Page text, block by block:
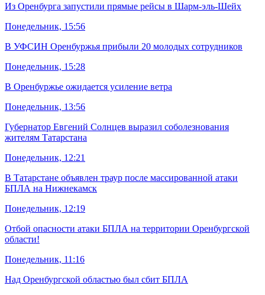
Из Оренбурга запустили прямые рейсы в Шарм-эль-Шейх
Понедельник, 15:56
В УФСИН Оренбуржья прибыли 20 молодых сотрудников
Понедельник, 15:28
В Оренбуржье ожидается усиление ветра
Понедельник, 13:56
Губернатор Евгений Солнцев выразил соболезнования
жителям Татарстана
Понедельник, 12:21
В Татарстане объявлен траур после массированной атаки
БПЛА на Нижнекамск
Понедельник, 12:19
Отбой опасности атаки БПЛА на территории Оренбургской
области!
Понедельник, 11:16
Над Оренбургской областью был сбит БПЛА